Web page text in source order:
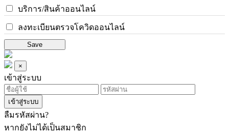
บริการ/สินค้าออนไลน์
ลงทะเบียนตรวจโควิดออนไลน์
Save
×
เข้าสู่ระบบ
เข้าสู่ระบบ
ลืมรหัสผ่าน?
หากยังไม่ได้เป็นสมาชิก